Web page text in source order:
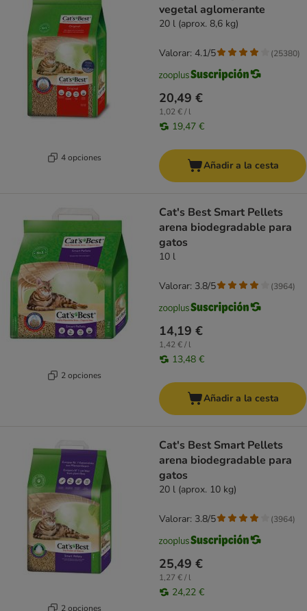
4 opciones
vegetal aglomerante
20 l (aprox. 8,6 kg)
20,49 €
1,02 € / l
19,47 €
Valorar: 4.1/5 (25380)
Añadir a la cesta
2 opciones
Cat's Best Smart Pellets
arena biodegradable para
gatos
10 l
14,19 €
1,42 € / l
13,48 €
Valorar: 3.8/5 (3964)
Añadir a la cesta
2 opciones
Cat's Best Smart Pellets
arena biodegradable para
gatos
20 l (aprox. 10 kg)
25,49 €
1,27 € / l
24,22 €
Valorar: 3.8/5 (3964)